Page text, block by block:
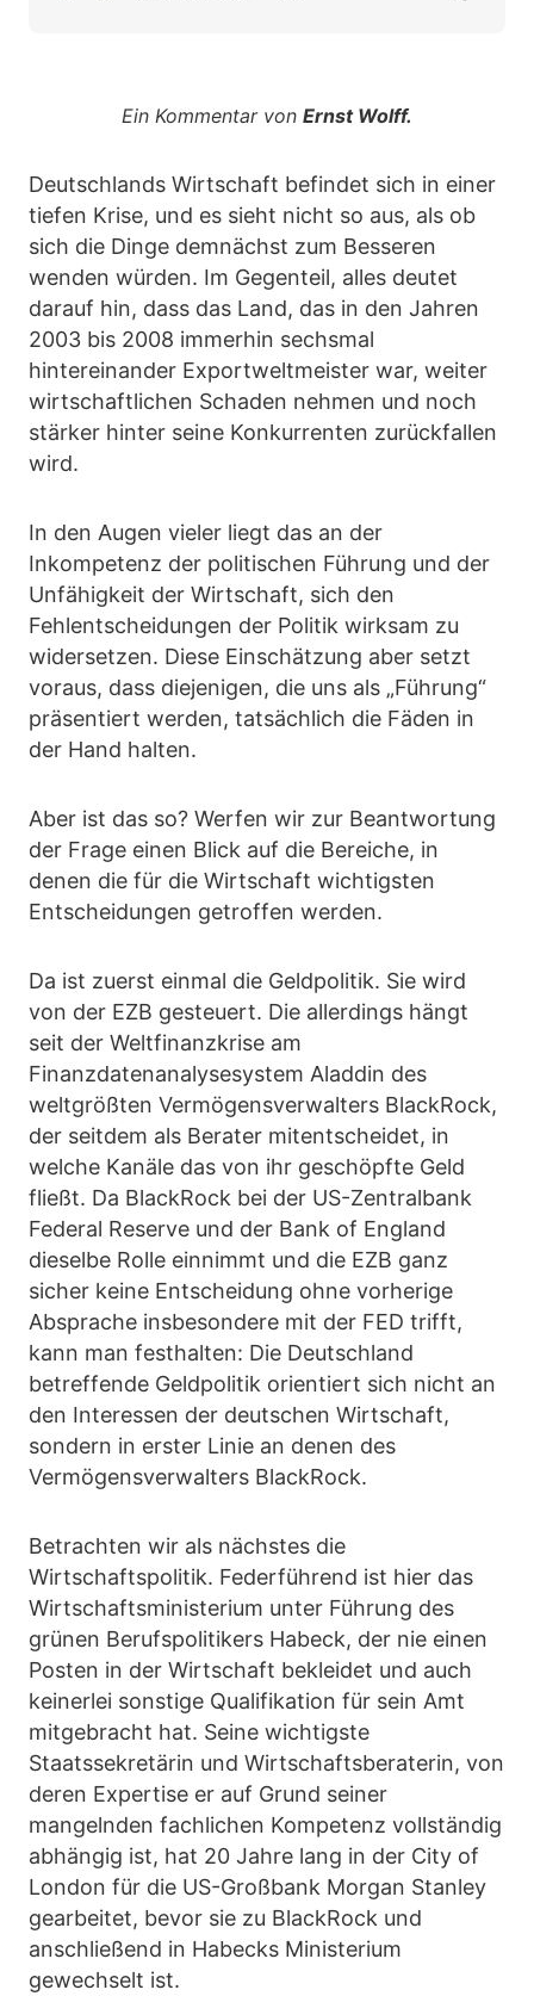
Ein Kommentar von Ernst Wolff.
Deutschlands Wirtschaft befindet sich in einer
tiefen Krise, und es sieht nicht so aus, als ob
sich die Dinge demnächst zum Besseren
wenden würden. Im Gegenteil, alles deutet
darauf hin, dass das Land, das in den Jahren
2003 bis 2008 immerhin sechsmal
hintereinander Exportweltmeister war, weiter
wirtschaftlichen Schaden nehmen und noch
stärker hinter seine Konkurrenten zurückfallen
wird.
In den Augen vieler liegt das an der
Inkompetenz der politischen Führung und der
Unfähigkeit der Wirtschaft, sich den
Fehlentscheidungen der Politik wirksam zu
widersetzen. Diese Einschätzung aber setzt
voraus, dass diejenigen, die uns als „Führung“
präsentiert werden, tatsächlich die Fäden in
der Hand halten.
Aber ist das so? Werfen wir zur Beantwortung
der Frage einen Blick auf die Bereiche, in
denen die für die Wirtschaft wichtigsten
Entscheidungen getroffen werden.
Da ist zuerst einmal die Geldpolitik. Sie wird
von der EZB gesteuert. Die allerdings hängt
seit der Weltfinanzkrise am
Finanzdatenanalysesystem Aladdin des
weltgrößten Vermögensverwalters BlackRock,
der seitdem als Berater mitentscheidet, in
welche Kanäle das von ihr geschöpfte Geld
fließt. Da BlackRock bei der US-Zentralbank
Federal Reserve und der Bank of England
dieselbe Rolle einnimmt und die EZB ganz
sicher keine Entscheidung ohne vorherige
Absprache insbesondere mit der FED trifft,
kann man festhalten: Die Deutschland
betreffende Geldpolitik orientiert sich nicht an
den Interessen der deutschen Wirtschaft,
sondern in erster Linie an denen des
Vermögensverwalters BlackRock.
Betrachten wir als nächstes die
Wirtschaftspolitik. Federführend ist hier das
Wirtschaftsministerium unter Führung des
grünen Berufspolitikers Habeck, der nie einen
Posten in der Wirtschaft bekleidet und auch
keinerlei sonstige Qualifikation für sein Amt
mitgebracht hat. Seine wichtigste
Staatssekretärin und Wirtschaftsberaterin, von
deren Expertise er auf Grund seiner
mangelnden fachlichen Kompetenz vollständig
abhängig ist, hat 20 Jahre lang in der City of
London für die US-Großbank Morgan Stanley
gearbeitet, bevor sie zu BlackRock und
anschließend in Habecks Ministerium
gewechselt ist.